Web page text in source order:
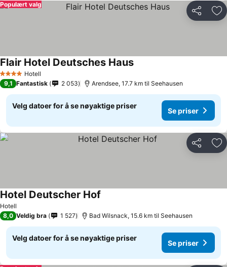
Del
Populært valg
4 StjernerHotell
Flair Hotel Deutsches Haus
9,1 Fantastisk 2 053 Arendsee, 17.7 km til Seehausen
Velg datoer for å se nøyaktige priser
Se priser
Del
Hotell
Hotel Deutscher Hof
8,0 Veldig bra 1 527 Bad Wilsnack, 15.6 km til Seehausen
Velg datoer for å se nøyaktige priser
Se priser